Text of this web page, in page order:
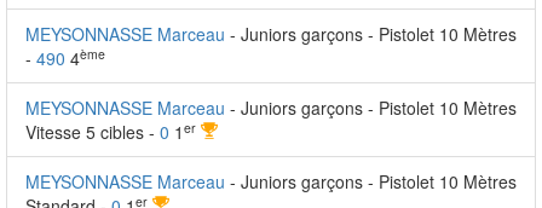
MEYSONNASSE Marceau - Juniors garçons - Pistolet 10 Mètres
- 490 4ème
MEYSONNASSE Marceau - Juniors garçons - Pistolet 10 Mètres
Vitesse 5 cibles - 0 1 er
MEYSONNASSE Marceau - Juniors garçons - Pistolet 10 Mètres
er